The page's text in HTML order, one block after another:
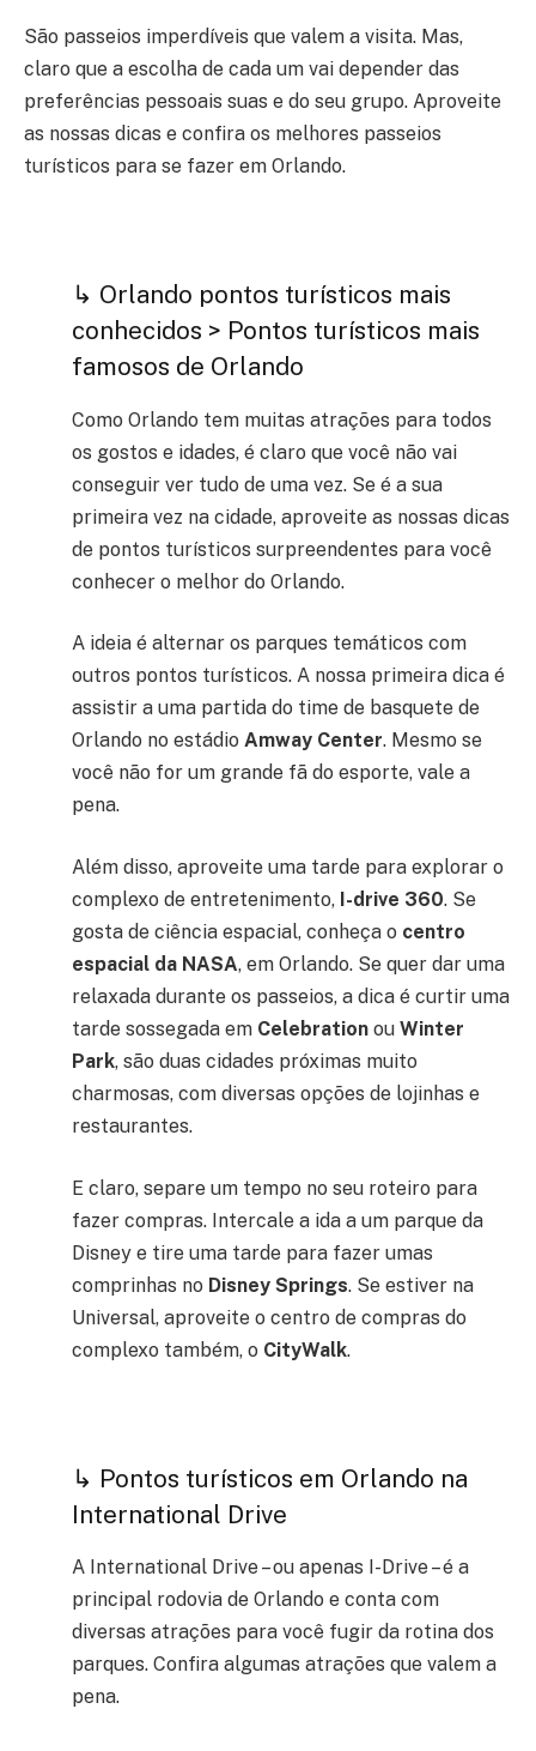
São passeios imperdíveis que valem a visita. Mas,
claro que a escolha de cada um vai depender das
preferências pessoais suas e do seu grupo. Aproveite
as nossas dicas e confira os melhores passeios
turísticos para se fazer em Orlando.
↳ Orlando pontos turísticos mais
conhecidos > Pontos turísticos mais
famosos de Orlando
Como Orlando tem muitas atrações para todos
os gostos e idades, é claro que você não vai
conseguir ver tudo de uma vez. Se é a sua
primeira vez na cidade, aproveite as nossas dicas
de pontos turísticos surpreendentes para você
conhecer o melhor do Orlando.
A ideia é alternar os parques temáticos com
outros pontos turísticos. A nossa primeira dica é
assistir a uma partida do time de basquete de
Orlando no estádio Amway Center. Mesmo se
você não for um grande fã do esporte, vale a
pena.
Além disso, aproveite uma tarde para explorar o
complexo de entretenimento, I-drive 360. Se
gosta de ciência espacial, conheça o centro
espacial da NASA, em Orlando. Se quer dar uma
relaxada durante os passeios, a dica é curtir uma
tarde sossegada em Celebration ou Winter
Park, são duas cidades próximas muito
charmosas, com diversas opções de lojinhas e
restaurantes.
E claro, separe um tempo no seu roteiro para
fazer compras. Intercale a ida a um parque da
Disney e tire uma tarde para fazer umas
comprinhas no Disney Springs. Se estiver na
Universal, aproveite o centro de compras do
complexo também, o CityWalk.
↳ Pontos turísticos em Orlando na
International Drive
A International Drive – ou apenas I-Drive – é a
principal rodovia de Orlando e conta com
diversas atrações para você fugir da rotina dos
parques. Confira algumas atrações que valem a
pena.